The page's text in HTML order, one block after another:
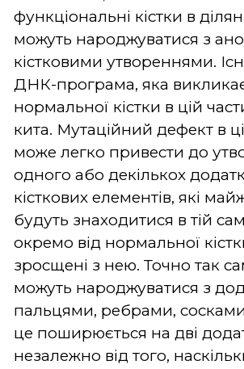
функціональні кістки в
можуть народжуватися з
кістковими утвореннями.
ДНК-програма, яка
нормальної кістки в цій
кита. Мутаційний дефект в
може легко привести до
одного або декількох
кісткових елементів, які
будуть знаходитися в тій
окремо від нормальної
зросщені з нею. Точно так
можуть народжуватися з
пальцями, ребрами,
це поширюється на дві
незалежно від того,